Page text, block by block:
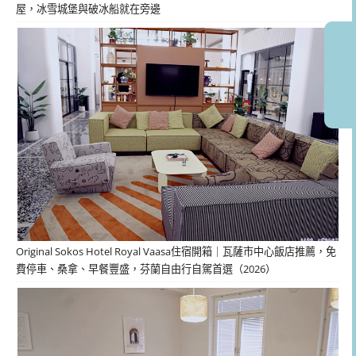
屋，冰雪城堡與破冰船就在旁邊
Original Sokos Hotel Royal Vaasa住宿開箱｜瓦薩市中心飯店推薦，免
費停車、桑拿、早餐豐盛，芬蘭自由行自駕首選（2026）